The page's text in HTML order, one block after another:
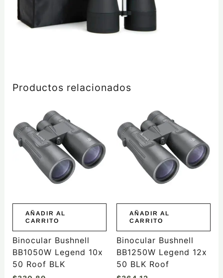
Productos relacionados
AÑADIR AL
CARRITO
Binocular Bushnell
BB1050W Legend 10x
50 Roof BLK
AÑADIR AL
CARRITO
Binocular Bushnell
BB1250W Legend 12x
50 BLK Roof